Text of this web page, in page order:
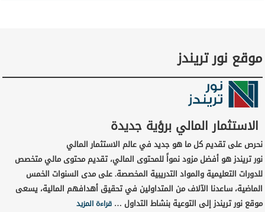
موقع نور تريندز
الاستثمار المالي برؤية جديدة
نحرص على تقديم كل ما هو جديد في عالم الاستثمار المالي
نور تريندز هو أفضل مزود نمواً للمحتوى المالي، تقديم محتوى مالي متخصص
للدورات التعليمية والمواد التدريبية المخصصة. على مدى السنوات الخمس
الماضية، ساعدنا الآلاف من المتداولين في تحقيق أهدافهم المالية، يسعى
موقع نور تريندز إلى التوعية بنشاط التداول …قراءة المزيد